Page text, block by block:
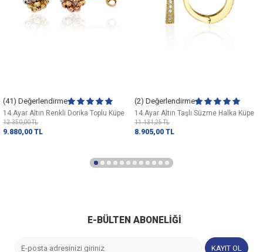
(41) Değerlendirme
14 Ayar Altın Renkli Dorika Toplu Küpe
12.350,00TL
9.880,00 TL
(2) Değerlendirme
14 Ayar Altın Taşlı Süzme Halka Küpe
11.131,25TL
8.905,00 TL
E-BÜLTEN ABONELIĞI
KAYIT OL